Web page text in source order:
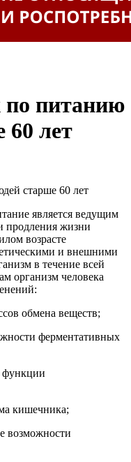
по питанию
60 лет
старше 60 лет
является ведущим
продления жизни
возрасте
и внешними
в течение всей
организм человека
обмена веществ;
ферментативных
функции
кишечника;
возможности